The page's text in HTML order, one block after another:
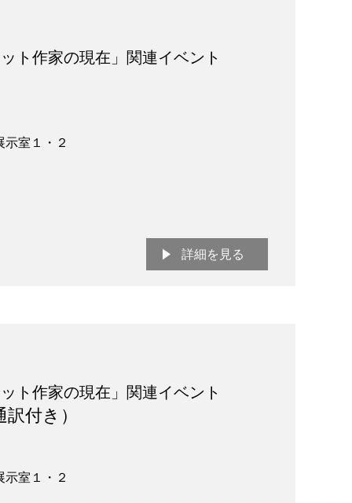
ト作家の現在」関連イベント
室１・２
詳細を見る
ト作家の現在」関連イベント
付き）
室１・２